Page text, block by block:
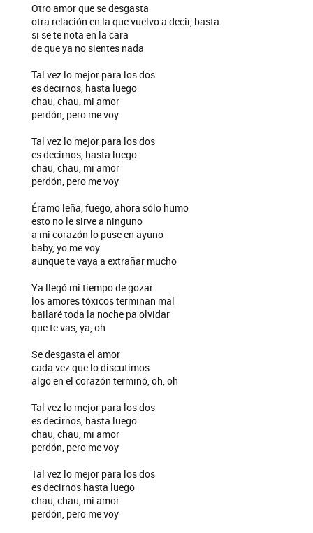
Otro amor que se desgasta
otra relación en la que vuelvo a decir, basta
si se te nota en la cara
de que ya no sientes nada
Tal vez lo mejor para los dos
es decirnos, hasta luego
chau, chau, mi amor
perdón, pero me voy
Tal vez lo mejor para los dos
es decirnos, hasta luego
chau, chau, mi amor
perdón, pero me voy
Éramo leña, fuego, ahora sólo humo
esto no le sirve a ninguno
a mi corazón lo puse en ayuno
baby, yo me voy
aunque te vaya a extrañar mucho
Ya llegó mi tiempo de gozar
los amores tóxicos terminan mal
bailaré toda la noche pa olvidar
que te vas, ya, oh
Se desgasta el amor
cada vez que lo discutimos
algo en el corazón terminó, oh, oh
Tal vez lo mejor para los dos
es decirnos, hasta luego
chau, chau, mi amor
perdón, pero me voy
Tal vez lo mejor para los dos
es decirnos hasta luego
chau, chau, mi amor
perdón, pero me voy